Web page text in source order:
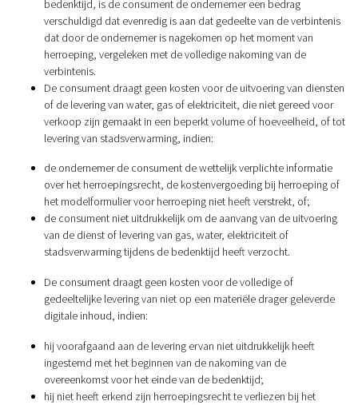
bedenktijd, is de consument de ondernemer een bedrag
verschuldigd dat evenredig is aan dat gedeelte van de verbintenis
dat door de ondernemer is nagekomen op het moment van
herroeping, vergeleken met de volledige nakoming van de
verbintenis.
De consument draagt geen kosten voor de uitvoering van diensten
of de levering van water, gas of elektriciteit, die niet gereed voor
verkoop zijn gemaakt in een beperkt volume of hoeveelheid, of tot
levering van stadsverwarming, indien:
de ondernemer de consument de wettelijk verplichte informatie
over het herroepingsrecht, de kostenvergoeding bij herroeping of
het modelformulier voor herroeping niet heeft verstrekt, of;
de consument niet uitdrukkelijk om de aanvang van de uitvoering
van de dienst of levering van gas, water, elektriciteit of
stadsverwarming tijdens de bedenktijd heeft verzocht.
De consument draagt geen kosten voor de volledige of
gedeeltelijke levering van niet op een materiële drager geleverde
digitale inhoud, indien:
hij voorafgaand aan de levering ervan niet uitdrukkelijk heeft
ingestemd met het beginnen van de nakoming van de
overeenkomst voor het einde van de bedenktijd;
hij niet heeft erkend zijn herroepingsrecht te verliezen bij het